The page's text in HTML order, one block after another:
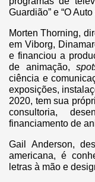
Guardião” e “O
Morten Thorning,
em Viborg,
e financiou a
de animação,
ciência e
exposições,
2020, tem sua
consultoria,
financiamento de
Gail Anderson,
americana, é
letras à mão e